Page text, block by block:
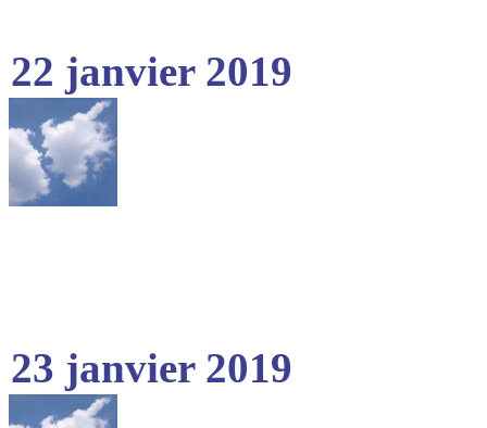
22 janvier 2019
23 janvier 2019